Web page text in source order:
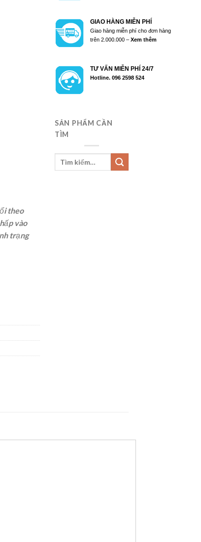
theo
vào
trạng
GIAO HÀNG MIỄN PHÍ
Giao hàng miễn phí cho đơn hàng
trên 2.000.000 – Xem thêm
TƯ VẤN MIỄN PHÍ 24/7
Hotline. 096 2598 524
SẢN PHẨM CẦN
TÌM